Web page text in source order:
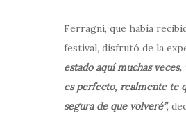
Ferragni, que había
festival, disfrutó de la
estado aquí muchas
es perfecto, realmente te
segura de que volveré”,